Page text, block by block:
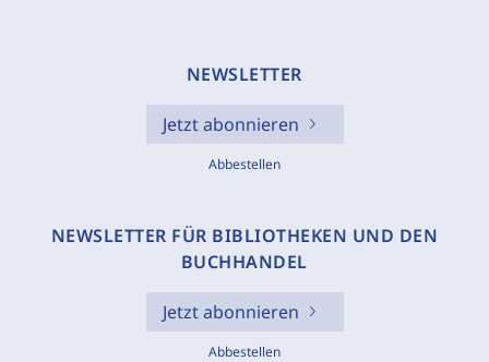
NEWSLETTER
Jetzt abonnieren
Abbestellen
NEWSLETTER FÜR BIBLIOTHEKEN UND DEN
BUCHHANDEL
Jetzt abonnieren
Abbestellen